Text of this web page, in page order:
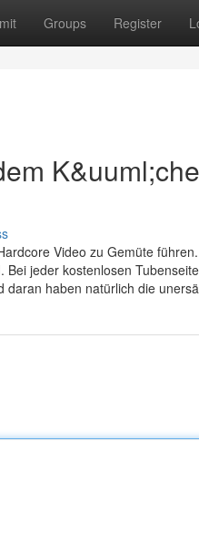
Groups Register
Video zu Gemüte
jeder kostenlosen
daran haben natürlich die